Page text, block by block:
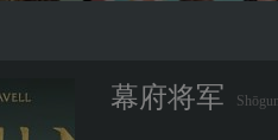
幕府将军 Shōgun